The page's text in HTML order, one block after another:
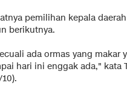
pemilihan kepala
berikutnya.
ada ormas yang makar
hari ini enggak ada," kata